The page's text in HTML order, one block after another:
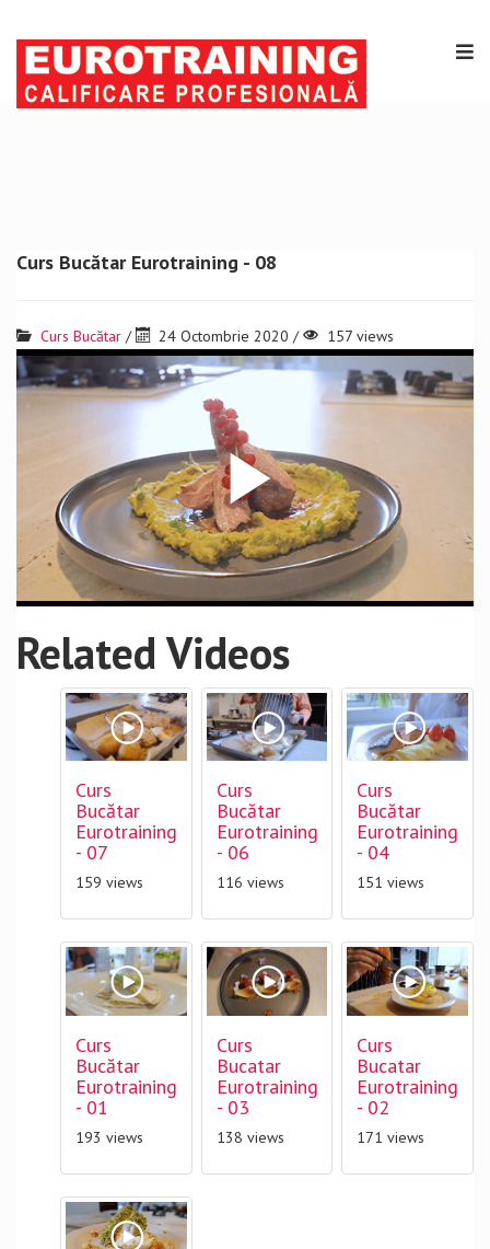
Curs Bucătar Eurotraining - 08
Curs Bucătar/ 24 Octombrie 2020 / 157 views
Related Videos
Curs
Bucătar
Eurotraining
- 07
159 views
Curs
Bucătar
Eurotraining
- 06
116 views
Curs
Bucătar
Eurotraining
- 04
151 views
Curs
Bucătar
Eurotraining
- 01
193 views
Curs
Bucatar
Eurotraining
- 03
138 views
Curs
Bucatar
Eurotraining
- 02
171 views